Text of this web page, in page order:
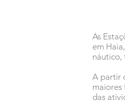
As
em
náutico,
A partir
maiores
das